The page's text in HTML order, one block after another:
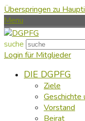
Überspringen zu
Menu
suche
Login für Mitglieder
DIE DGPFG
Ziele
Geschichte
Vorstand
Beirat